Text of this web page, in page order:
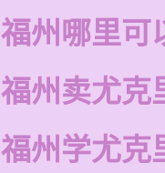
福州哪里可
福州卖尤克
福州学尤克